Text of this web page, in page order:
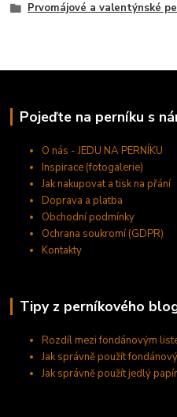
Prvomájové a valentýnské
Pojeďte na perníku s
O nás - JEDU NA PERNÍKU
Inspirace (fotogalerie)
Jak nakupovat a tisk na přání
Doprava a platba
Obchodní podmínky
Ochrana soukromí (GDPR)
Kontakty
Tipy z perníkového
Rozdíl mezi fondánovým
Jak správně použít
Jak správně použít jedlý papír